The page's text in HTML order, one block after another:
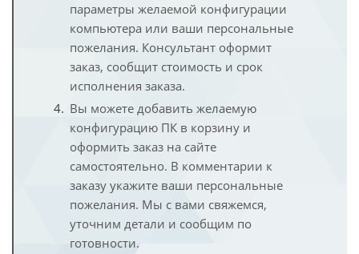
параметры желаемой конфигурации
компьютера или ваши персональные
пожелания. Консультант оформит
заказ, сообщит стоимость и срок
исполнения заказа.
Вы можете добавить желаемую
конфигурацию ПК в корзину и
оформить заказ на сайте
самостоятельно. В комментарии к
заказу укажите ваши персональные
пожелания. Мы с вами свяжемся,
уточним детали и сообщим по
готовности.